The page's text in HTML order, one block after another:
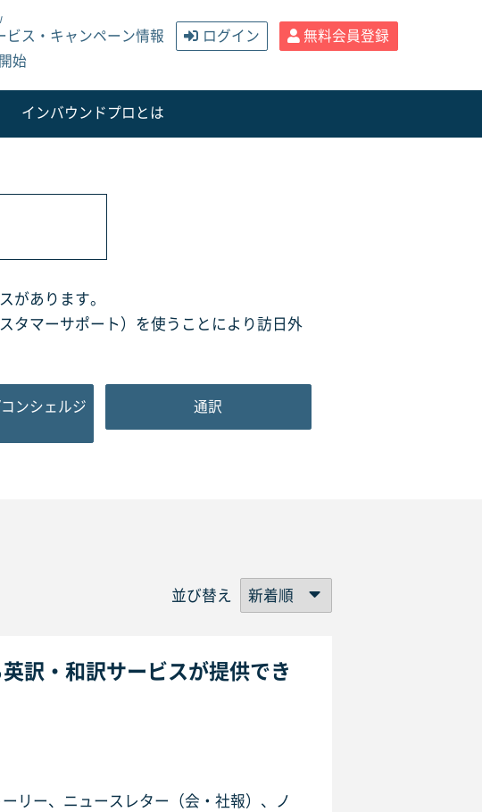
ビス・キャンペーン情報 ログイン
無料会員登録
始
インバウンドプロとは
があります。
タマーサポート）を使うことにより訪日外
ンシェルジ
通訳
並び替え
訳・和訳サービスが提供でき
リー、ニュースレター（会・社報）、ノ